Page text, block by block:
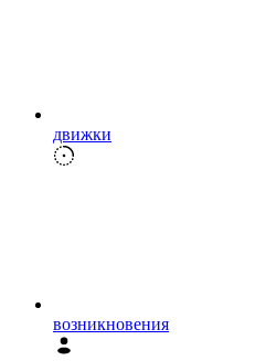
движки
возникновения